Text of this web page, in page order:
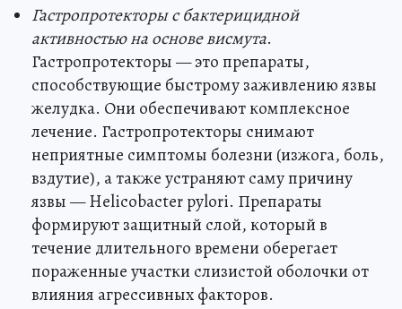
Гастропротекторы с бактерицидной
активностью на основе висмута.
Гастропротекторы — это препараты,
способствующие быстрому заживлению язвы
желудка. Они обеспечивают комплексное
лечение. Гастропротекторы снимают
неприятные симптомы болезни (изжога, боль,
вздутие), а также устраняют саму причину
язвы — Helicobacter pylori. Препараты
формируют защитный слой, который в
течение длительного времени оберегает
пораженные участки слизистой оболочки от
влияния агрессивных факторов.